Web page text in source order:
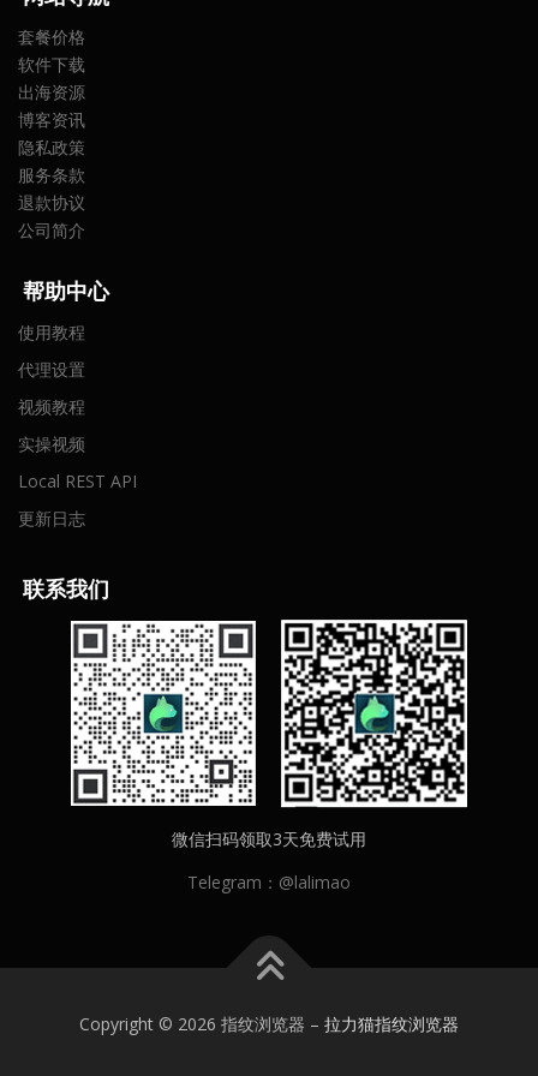
套餐价格
软件下载
出海资源
博客资讯
隐私政策
服务条款
退款协议
公司简介
帮助中心
使用教程
代理设置
视频教程
实操视频
Local REST API
更新日志
联系我们
微信扫码领取3天免费试用
Telegram：@lalimao
Copyright © 2026 指纹浏览器 – 拉力猫指纹浏览器